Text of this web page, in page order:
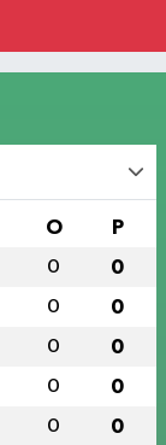
O P
0 0
0 0
0 0
0 0
0 0